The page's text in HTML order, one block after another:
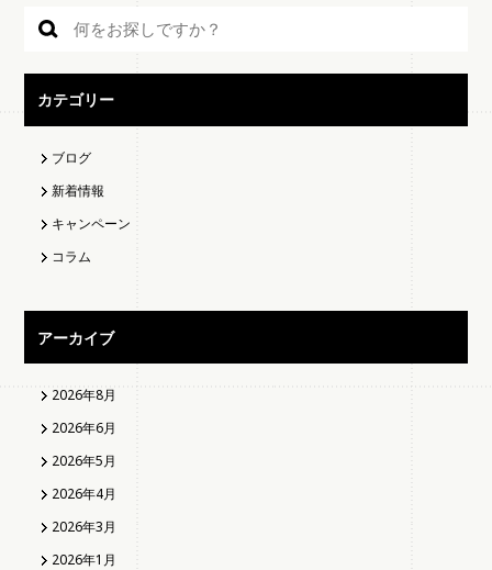
カテゴリー
ブログ
新着情報
キャンペーン
コラム
アーカイブ
2026年8月
2026年6月
2026年5月
2026年4月
2026年3月
2026年1月